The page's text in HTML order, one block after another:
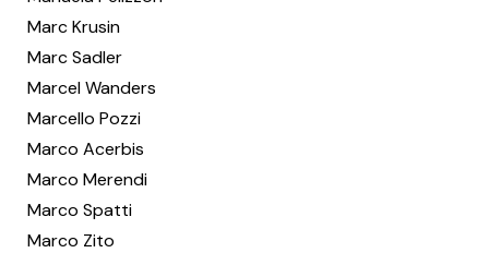
Marc Krusin
Marc Sadler
Marcel Wanders
Marcello Pozzi
Marco Acerbis
Marco Merendi
Marco Spatti
Marco Zito